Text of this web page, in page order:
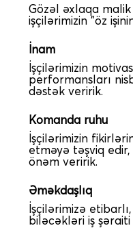
Gözəl əxlaqa
işçilərimizin "öz
İnam
İşçilərimizin
performansları
dəstək veririk.
Komanda ruhu
İşçilərimizin
etməyə təşviq
önəm veririk.
Əməkdaşlıq
İşçilərimizə
biləcəkləri iş şəraiti